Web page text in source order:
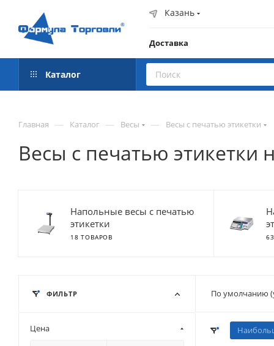
Казань
Доставка
Каталог
Главная — Каталог — Весы — Весы с печатью этикетки
Весы с печатью этикетки
Напольные весы с печатью
этикетки
18 ТОВАРОВ
По умолчанию
ФИЛЬТР
Цена